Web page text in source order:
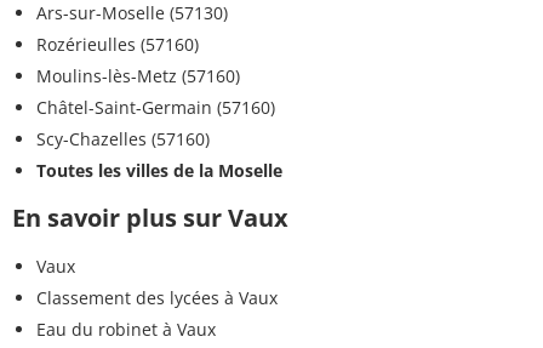
Ars-sur-Moselle (57130)
Rozérieulles (57160)
Moulins-lès-Metz (57160)
Châtel-Saint-Germain (57160)
Scy-Chazelles (57160)
Toutes les villes de la Moselle
En savoir plus sur Vaux
Vaux
Classement des lycées à Vaux
Eau du robinet à Vaux